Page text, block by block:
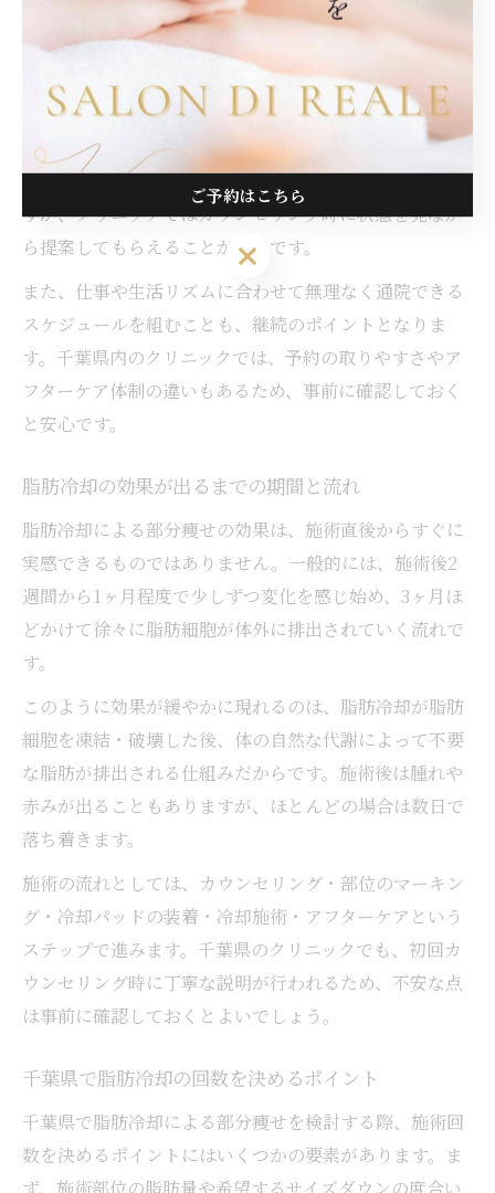
降を受けることが推奨されています。
これは、脂肪冷却後に体内で脂肪細胞が分解・排出され
るプロセスに2週間以上かかるためで、間隔を詰めすぎ
ると効果の蓄積を十分に感じにくくなるためです。部位
や個人の体質によっても最適なスケジュールは異なりま
すが、クリニックではカウンセリング時に状態を見なが
ら提案してもらえることが多いです。
また、仕事や生活リズムに合わせて無理なく通院できる
スケジュールを組むことも、継続のポイントとなりま
す。千葉県内のクリニックでは、予約の取りやすさやア
フターケア体制の違いもあるため、事前に確認しておく
と安心です。
脂肪冷却の効果が出るまでの期間と流れ
脂肪冷却による部分痩せの効果は、施術直後からすぐに
実感できるものではありません。一般的には、施術後2
週間から1ヶ月程度で少しずつ変化を感じ始め、3ヶ月ほ
どかけて徐々に脂肪細胞が体外に排出されていく流れで
す。
このように効果が緩やかに現れるのは、脂肪冷却が脂肪
細胞を凍結・破壊した後、体の自然な代謝によって不要
な脂肪が排出される仕組みだからです。施術後は腫れや
赤みが出ることもありますが、ほとんどの場合は数日で
落ち着きます。
施術の流れとしては、カウンセリング・部位のマーキン
グ・冷却パッドの装着・冷却施術・アフターケアという
ステップで進みます。千葉県のクリニックでも、初回カ
ウンセリング時に丁寧な説明が行われるため、不安な点
は事前に確認しておくとよいでしょう。
千葉県で脂肪冷却の回数を決めるポイント
千葉県で脂肪冷却による部分痩せを検討する際、施術回
数を決めるポイントにはいくつかの要素があります。ま
ご予約はこちら
ご予約はこちら